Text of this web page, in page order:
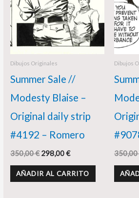
Dibujos Originales
Summer Sale //
Modesty Blaise –
Original daily strip
#4192 – Romero
350,00€ 298,00€
AÑADIR AL CARRITO
Dibujos
350,00